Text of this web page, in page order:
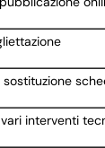
interventi